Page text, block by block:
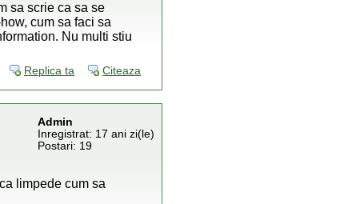
sa scrie ca sa se
cum sa faci sa
Nu multi stiu
Replica ta Citeaza
Admin
Inregistrat: 17 ani zi(le)
Postari: 19
limpede cum sa